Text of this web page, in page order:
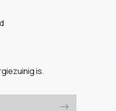
is.